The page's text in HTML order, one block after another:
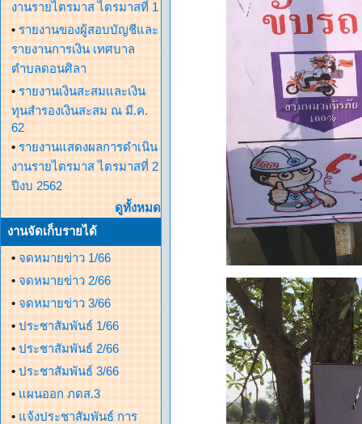
งานรายไตรมาส ไตรมาสที่ 1
• รายงานของผู้สอบบัญชีและ
รายงานการเงิน เทศบาล
ตำบลดอนศิลา
• รายงานเงินสะสมและเงิน
ทุนสำรองเงินสะสม ณ มี.ค.
62
• รายงานแสดงผลการดำเนิน
งานรายไตรมาส ไตรมาสที่ 2
ปีงบ 2562
ดูทั้งหมด
งานจัดเก็บรายได้
• จดหมายข่าว 1/66
• จดหมายข่าว 2/66
• จดหมายข่าว 3/66
• ประชาสัมพันธ์ 1/66
• ประชาสัมพันธ์ 2/66
• ประชาสัมพันธ์ 3/66
• แผนออก ภดส.3
• แจ้งประชาสัมพันธ์ การ